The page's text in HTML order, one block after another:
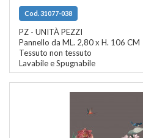
Cod. 31077-038
PZ - UNITÀ PEZZI
Pannello da ML. 2,80 x H. 106 CM
Tessuto non tessuto
Lavabile e Spugnabile